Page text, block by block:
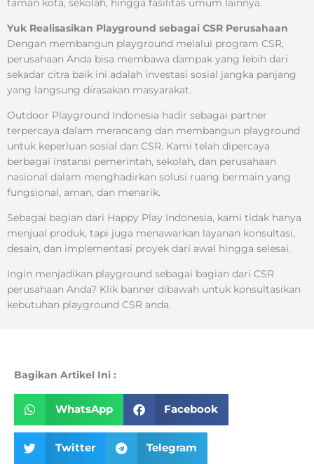
taman kota, sekolah, hingga fasilitas umum lainnya.
Yuk Realisasikan Playground sebagai CSR Perusahaan
Dengan membangun playground melalui program CSR,
perusahaan Anda bisa membawa dampak yang lebih dari
sekadar citra baik ini adalah investasi sosial jangka panjang
yang langsung dirasakan masyarakat.
Outdoor Playground Indonesia hadir sebagai partner
terpercaya dalam merancang dan membangun playground
untuk keperluan sosial dan CSR. Kami telah dipercaya
berbagai instansi pemerintah, sekolah, dan perusahaan
nasional dalam menghadirkan solusi ruang bermain yang
fungsional, aman, dan menarik.
Sebagai bagian dari Happy Play Indonesia, kami tidak hanya
menjual produk, tapi juga menawarkan layanan konsultasi,
desain, dan implementasi proyek dari awal hingga selesai.
Ingin menjadikan playground sebagai bagian dari CSR
perusahaan Anda? Klik banner dibawah untuk konsultasikan
kebutuhan playground CSR anda.
Bagikan Artikel Ini :
WhatsApp Facebook
Twitter Telegram